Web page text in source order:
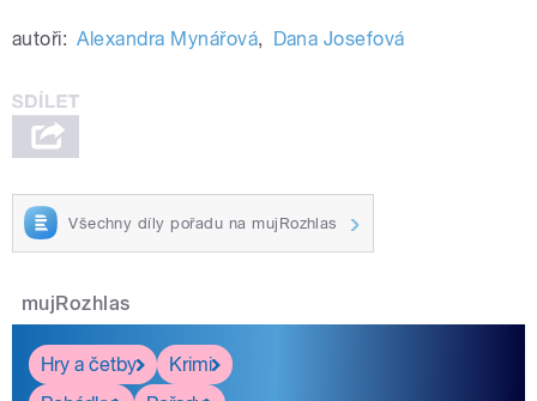
autoři: Alexandra Mynářová, Dana Josefová
Všechny díly pořadu na mujRozhlas
mujRozhlas
Hry a četby
Krimi